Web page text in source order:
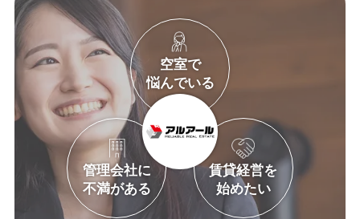
空室で
悩んでいる
管理会社に
不満がある
賃貸経営を
始めたい